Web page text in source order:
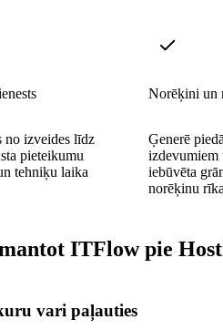
no izveides līdz
pieteikumu
tehniķu laika
Norēķini un
Ģenerē
izdevumiem
iebūvēta
norēķinu
ITFlow pie
vari paļauties